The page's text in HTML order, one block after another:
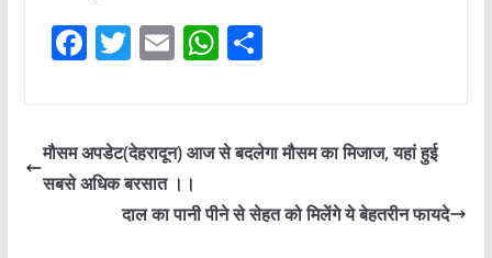
F
e
b
T
er
E
l
W
s
p
S
e
मौसम अपडेट(देहरादून) आज से बदलेगा मौसम का मिजाज, यहां हुई
सबसे अधिक बरसात ।।
दाल का पानी पीने से सेहत को मिलेंगे ये बेहतरीन फायदे